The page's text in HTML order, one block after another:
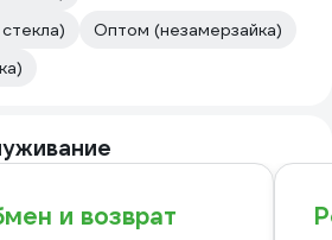
Оптом (незамерзайка)
и возврат